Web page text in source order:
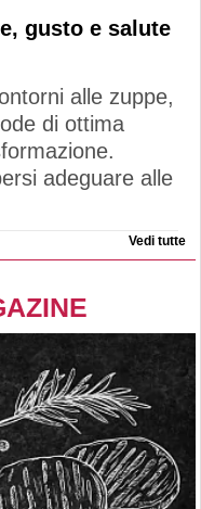
gusto e salute
alle zuppe,
di ottima
adeguare alle
Vedi tutte